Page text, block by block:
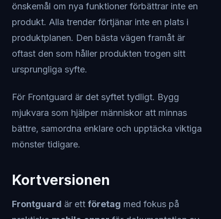
önskemål om nya funktioner förbättrar inte en
produkt. Alla trender förtjänar inte en plats i
produktplanen. Den bästa vägen framåt är
oftast den som håller produkten trogen sitt
ursprungliga syfte.
För Frontguard är det syftet tydligt. Bygg
mjukvara som hjälper människor att minnas
bättre, samordna enklare och upptäcka viktiga
mönster tidigare.
Kortversionen
Frontguard är ett företag med fokus på